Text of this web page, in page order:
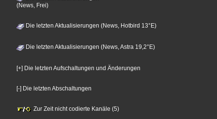
(News, Frei)
Die letzten Aktualisierungen (News, Hotbird 13°E)
Die letzten Aktualisierungen (News, Astra 19,2°E)
[+] Die letzten Aufschaltungen und Änderungen
[-] Die letzten Abschaltungen
Zur Zeit nicht codierte Kanäle (5)